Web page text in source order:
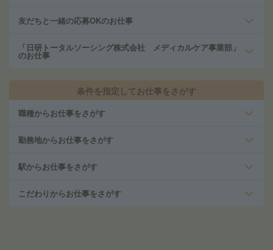
友だちと一緒の応募OKのお仕事
「日研トータルソーシング株式会社 メディカルケア事業部」
のお仕事
条件を指定してお仕事をさがす
職種からお仕事をさがす
勤務地からお仕事をさがす
駅からお仕事をさがす
こだわりからお仕事をさがす